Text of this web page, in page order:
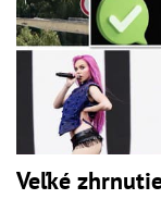
Veľké